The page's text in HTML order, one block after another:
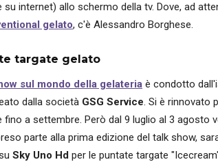
su internet) allo schermo della tv. Dove, ad
gelato, c'è Alessandro Borghese.
targate gelato
sul mondo della gelateria è condotto
dalla società GSG Service. Si è rinnovato
fino a settembre. Però dal 9 luglio al 3 agosto
parte alla prima edizione del talk show,
Sky Uno Hd per le puntate targate